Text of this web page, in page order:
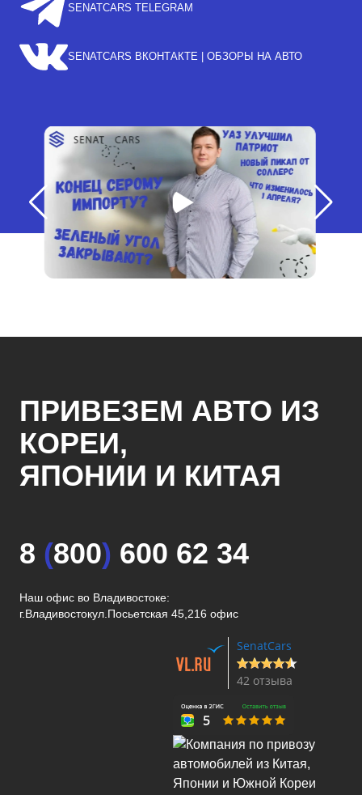
SENATCARS TELEGRAM
SENATCARS ВКОНТАКТЕ | ОБЗОРЫ НА АВТО
ПРИВЕЗЕМ АВТО ИЗ
КОРЕИ,
ЯПОНИИ И КИТАЯ
8 (800) 600 62 34
Наш офис во Владивостоке:
г.Владивостокул.Посьетская 45,216 офис
SenatCars
42 отзыва